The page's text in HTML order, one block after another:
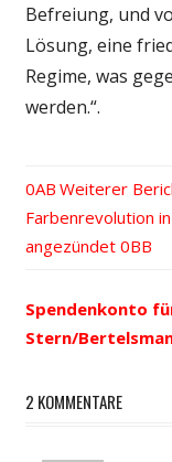
Befreiung, und
Lösung, eine
Regime, was
werden.“.
Beitrags-
Navigation
Vorheriger
Beitrag:
Weiterer
Nächster
Beitrag:
Farbenrevolution
angezündet
Spendenkonto
Stern/
2 KOMMENTARE